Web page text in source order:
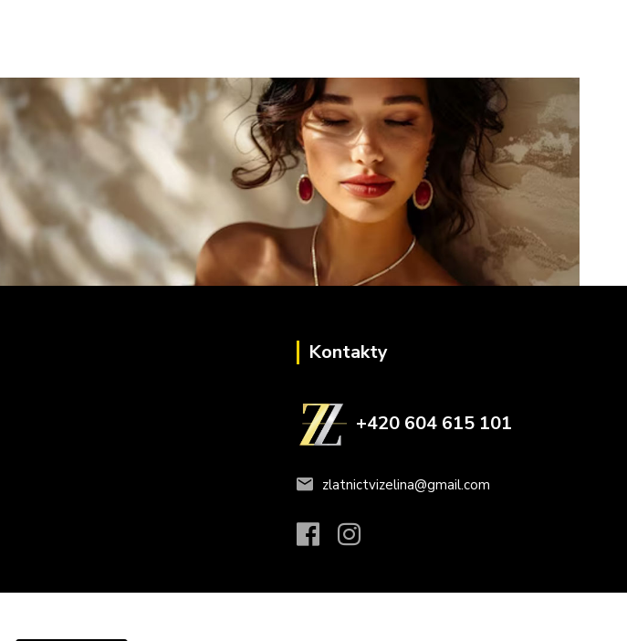
Kontakty
+420 604 615 101
zlatnictvizelina@gmail.com